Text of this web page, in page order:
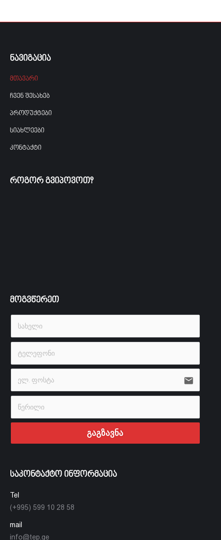
ნავიგაცია
მთავარი
ჩვენ შესახებ
პროდუქტები
სიახლეები
კონტაქტი
როგორ გვიპოვოთ?
მოგვწერეთ
email
გაგზავნა
საკონტაქტო ინფორმაცია
Tel
(+995) 599 10 28 58
mail
info@tep.ge